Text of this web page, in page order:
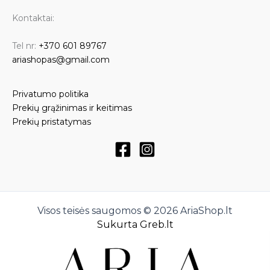
Kontaktai:
Tel nr: +370 601 89767
ariashopas@gmail.com
Privatumo politika
Prekių grąžinimas ir keitimas
Prekių pristatymas
Visos teisės saugomos © 2026 AriaShop.lt
Sukurta Greb.lt